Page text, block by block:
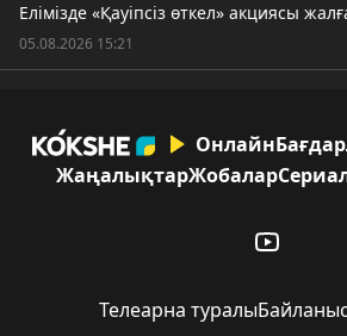
Елімізде «Қауіпсіз өткел» акциясы
05.08.2026 15:21
Онлайн
ЖаңалықтарЖобалар
Телеарна туралыБайланыс